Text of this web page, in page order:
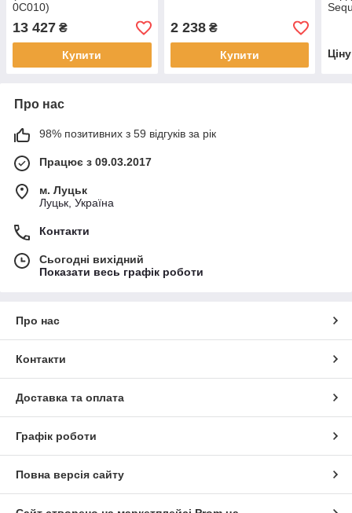
0C010)
13 427 ₴
Купити
2 238₴
Купити
Про нас
98% позитивних з 59 відгуків за рік
Працює з 09.03.2017
м. Луцьк
Луцьк, Україна
Контакти
Сьогодні вихідний
Показати весь графік роботи
Про нас
Контакти
Доставка та оплата
Графік роботи
Повна версія сайту